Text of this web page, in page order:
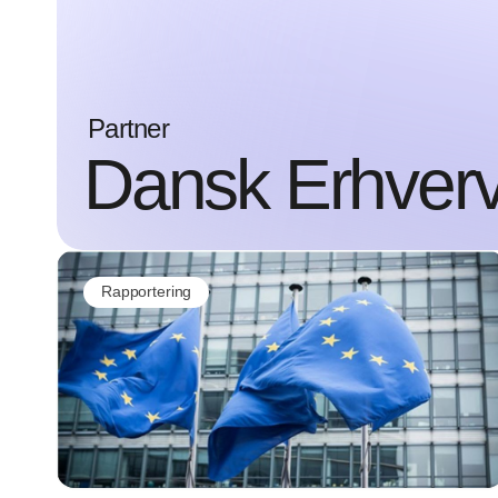
Partner
Dansk
Rapportering